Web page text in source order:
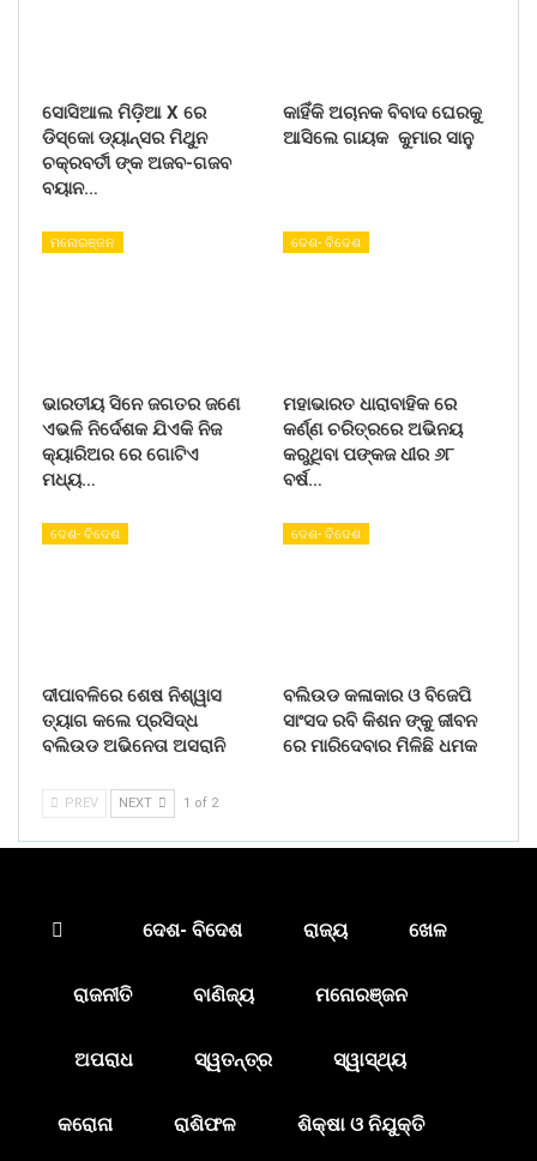
ସୋସିଆଲ ମିଡ଼ିଆ X ରେ
ଡିସ୍କୋ ଡ୍ୟାନ୍ସର ମିଥୁନ
ଚକ୍ରବର୍ତୀ ଙ୍କ ଅଜବ-ଗଜବ
ବୟାନ…
କାହିଁକି ଅଚାନକ ବିବାଦ ଘେରକୁ
ଆସିଲେ ଗାୟକ କୁମାର ସାନୁ
ମନୋରଞ୍ଜନ
ଭାରତୀୟ ସିନେ ଜଗତର ଜଣେ
ଏଭଳି ନିର୍ଦେଶକ ଯିଏକି ନିଜ
କ୍ୟାରିଅର ରେ ଗୋଟିଏ
ମଧ୍ୟ…
ଦେଶ- ବିଦେଶ
ମହାଭାରତ ଧାରାବାହିକ ରେ
କର୍ଣ୍ଣ ଚରିତ୍ରରେ ଅଭିନୟ
କରୁଥିବା ପଙ୍କଜ ଧୀର ୬୮
ବର୍ଷ…
ଦେଶ- ବିଦେଶ
ଦୀପାବଳିରେ ଶେଷ ନିଶ୍ୱାସ
ତ୍ୟାଗ କଲେ ପ୍ରସିଦ୍ଧ
ବଲିଉଡ ଅଭିନେତା ଅସରାନି
ଦେଶ- ବିଦେଶ
ବଲିଉଡ କଳାକାର ଓ ବିଜେପି
ସାଂସଦ ରବି କିଶନ ଙ୍କୁ ଜୀବନ
ରେ ମାରିଦେବାର ମିଳିଛି ଧମକ
PREV NEXT 1 of 2
ଦେଶ- ବିଦେଶ ରାଜ୍ୟ ଖେଳ
ରାଜନୀତି ବାଣିଜ୍ୟ ମନୋରଞ୍ଜନ
ଅପରାଧ ସ୍ୱତନ୍ତ୍ର ସ୍ୱାସ୍ଥ୍ୟ
କରୋନା ରାଶିଫଳ ଶିକ୍ଷା ଓ ନିଯୁକ୍ତି